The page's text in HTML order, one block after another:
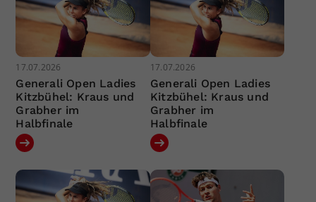
17.07.2026
Generali Open Ladies
Kitzbühel: Kraus und
Grabher im
Halbfinale
17.07.2026
Generali Open Ladies
Kitzbühel: Kraus und
Grabher im
Halbfinale